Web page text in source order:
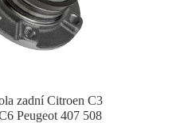
zadní Citroen C3
Peugeot 407 508